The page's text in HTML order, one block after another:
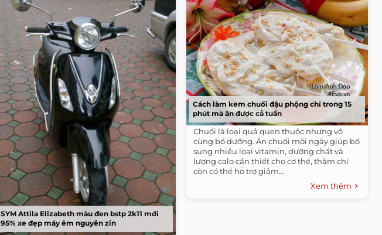
SYM Attila Elizabeth màu đen bstp 2k11 mới
95% xe đẹp máy êm nguyên zin
Cách làm kem chuối đậu phộng chỉ trong 15
phút mà ăn được cả tuần
Chuối là loại quả quen thuộc nhưng vô
cùng bổ dưỡng. Ăn chuối mỗi ngày giúp bổ
sung nhiều loại vitamin, dưỡng chất và
lượng calo cần thiết cho cơ thể, thậm chí
còn có thể hỗ trợ giảm...
Xem thêm